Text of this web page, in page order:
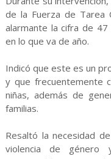
de la Fuerza de Tarea
alarmante la cifra de
en lo que va de año.
Indicó que este es un
y que frecuentemente
niñas, además de
familias.
Resaltó la necesidad
violencia de